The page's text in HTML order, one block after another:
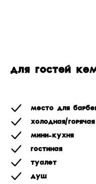
Для гостей
Место для
Холодная/
Мини-кухня
Гостиная
Туалет
Душ